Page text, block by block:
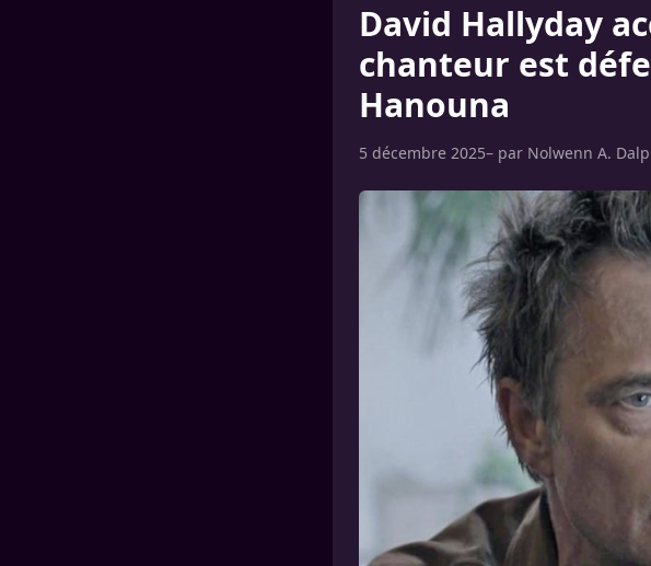
David Hallyday
chanteur est
Hanouna
5 décembre 2025– par Nolwenn A.